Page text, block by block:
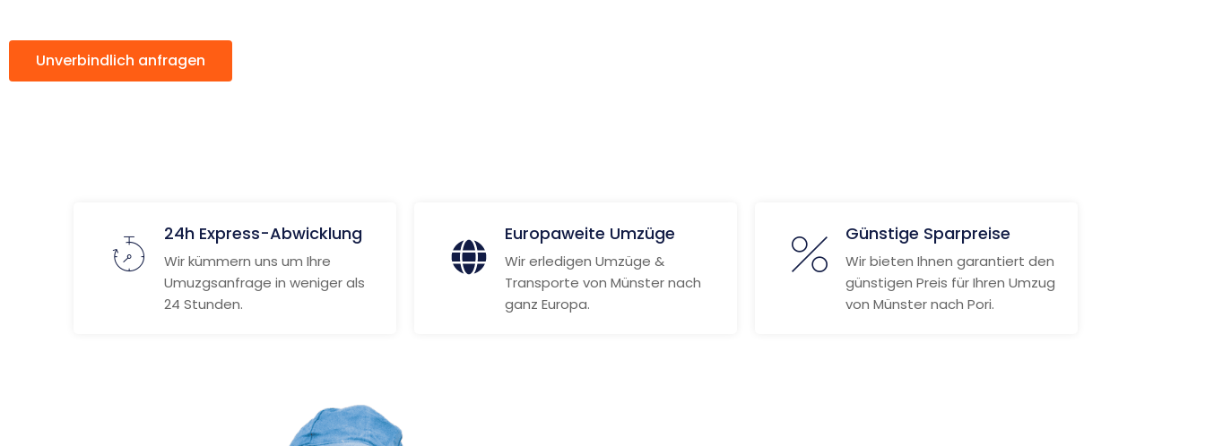
Unverbindlich anfragen
24h Express-Abwicklung
Wir kümmern uns um Ihre
Umuzgsanfrage in weniger als
24 Stunden.
Europaweite Umzüge
Wir erledigen Umzüge &
Transporte von Münster nach
ganz Europa.
Günstige Sparpreise
Wir bieten Ihnen garantiert den
günstigen Preis für Ihren Umzug
von Münster nach Pori.